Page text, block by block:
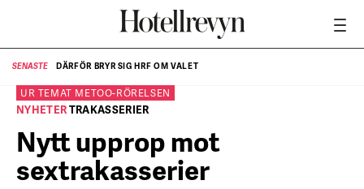
SENASTE DÄRFÖR BRYR SIG HRF OM VALET
UR TEMAT METOO-RÖRELSEN
NYHETERTRAKASSERIER
Nytt upprop mot
sextrakasserier